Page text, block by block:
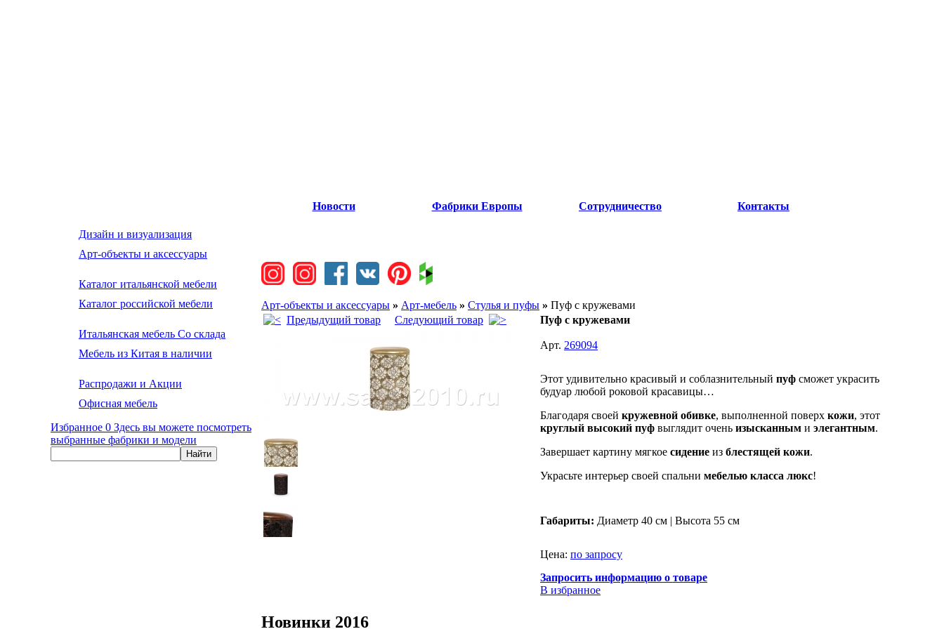
Дизайн и визуализация
Арт-объекты и аксессуары
Каталог итальянской мебели
Каталог российской мебели
Итальянская мебель Со склада
Мебель из Китая в наличии
Распродажи и Акции
Офисная мебель
Избранное 0 Здесь вы можете посмотреть
выбранные фабрики и модели
Новости Фабрики Европы Сотрудничество Контакты
Арт-объекты и аксессуары » Арт-мебель » Стулья и пуфы » Пуф с кружевами
Предыдущий товар
Следующий товар Пуф с кружевами
Арт. 269094
Этот удивительно красивый и соблазнительный пуф сможет украсить
будуар любой роковой красавицы…
Благодаря своей кружевной обивке, выполненной поверх кожи, этот
круглый высокий пуф выглядит очень изысканным и элегантным.
Завершает картину мягкое сидение из блестящей кожи.
Украсьте интерьер своей спальни мебелью класса люкс!
Габариты: Диаметр 40 см | Высота 55 см
Цена: по запросу
Запросить информацию о товаре
В избранное
Новинки 2016